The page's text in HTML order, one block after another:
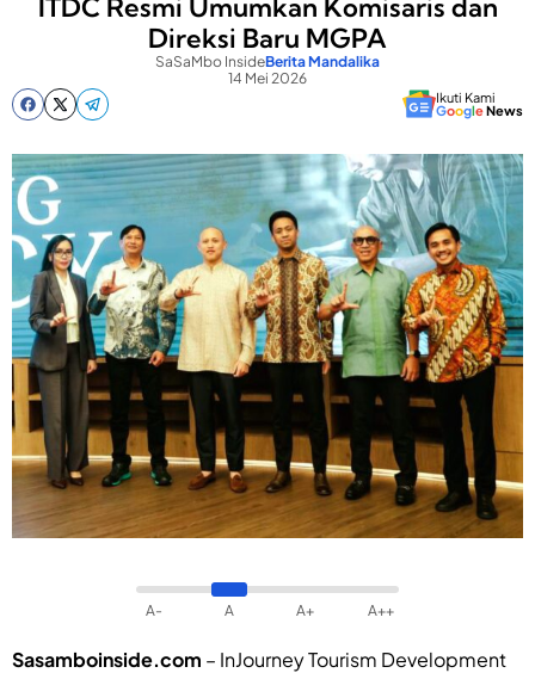
ITDC Resmi Umumkan Komisaris dan
Direksi Baru MGPA
SaSaMbo InsideBerita Mandalika
14 Mei 2026
Ikuti Kami
GoogleNews
A- A A+ A++
Sasamboinside.com – InJourney Tourism Development